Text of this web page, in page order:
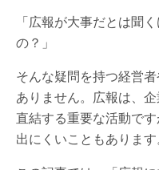
「広報が大事だとは聞
の？」
そんな疑問を持つ経営
ありません。広報は、
直結する重要な活動で
出にくいこともあります